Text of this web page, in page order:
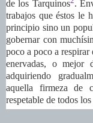
de los Tarquinos .
trabajos que éstos le
principio sino un
gobernar con
poco a poco a respirar
enervadas, o mejor
adquiriendo
aquella firmeza de
respetable de todos